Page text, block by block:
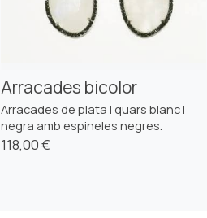
Arracades bicolor
Arracades de plata i quars blanc i
negra amb espineles negres.
118,00 €